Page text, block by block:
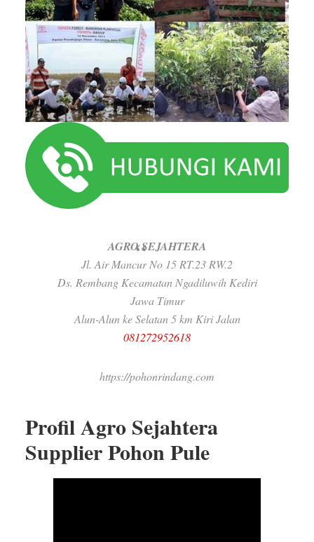
AGRO SEJAHTERA
Jl. Air Mancur No 15 RT.23 RW.2
Ds. Rembang Kecamatan Ngadiluwih Kediri
Jawa Timur
Alun-Alun ke Selatan 5 km Kiri Jalan
081272952618
https://pohonrindang.com
Profil Agro Sejahtera
Supplier Pohon Pule